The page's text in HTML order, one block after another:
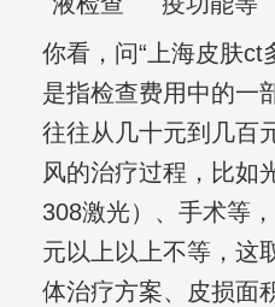
你看，问“上海皮肤ct
是指检查费用中的一
往往从几十元到几百
风的治疗过程，比如
308激光）、手术等
元以上以上不等，这
体治疗方案、皮损面